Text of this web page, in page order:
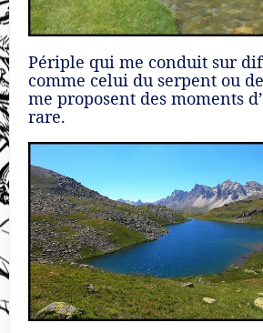
Périple qui me conduit sur
comme celui du serpent ou
me proposent des moments
rare.